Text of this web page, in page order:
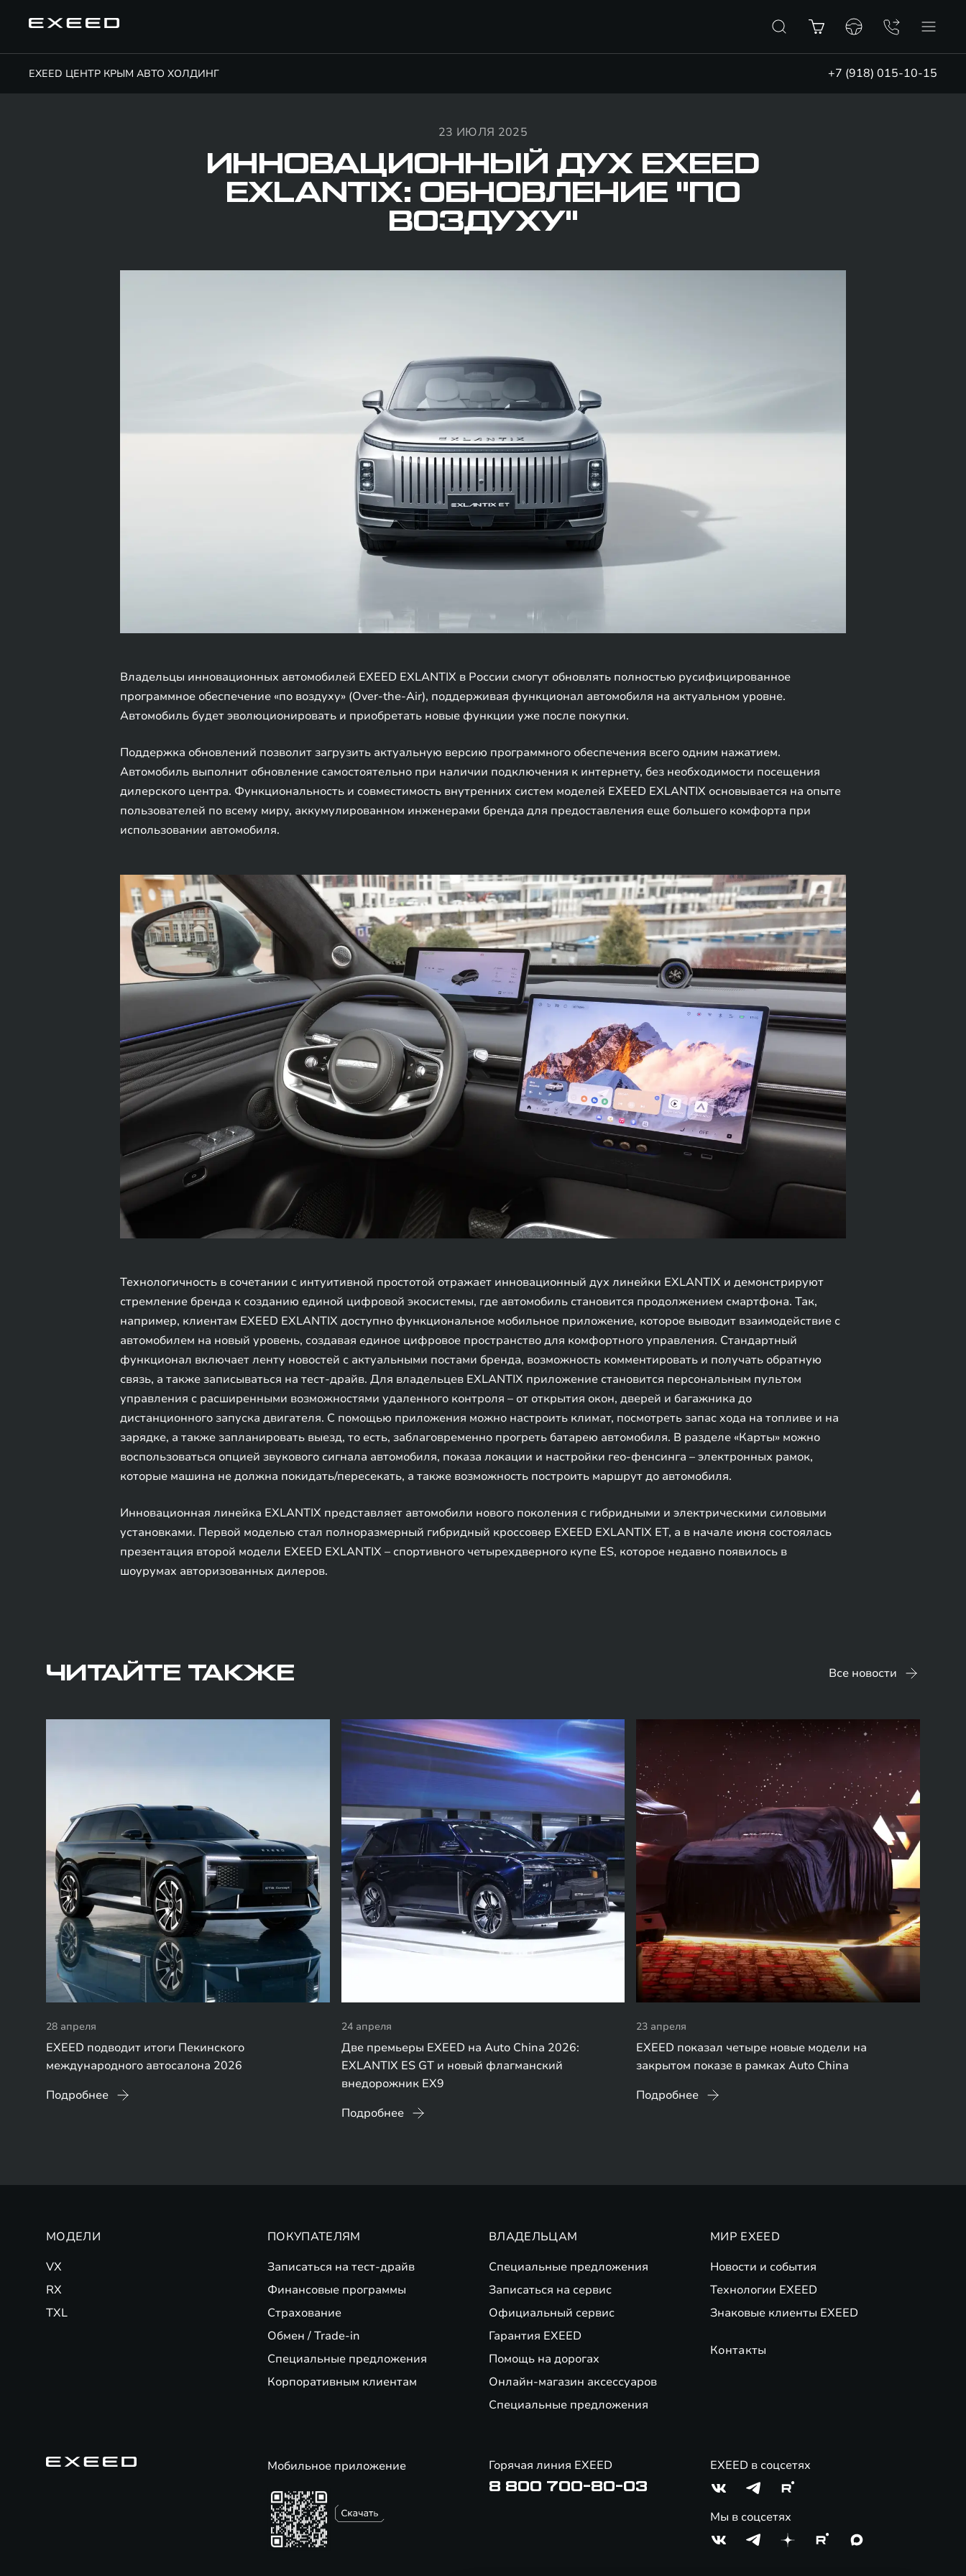
EXEED ЦЕНТР КРЫМ АВТО ХОЛДИНГ +7 (918) 015-10-15
23 ИЮЛЯ 2025
ИННОВАЦИОННЫЙ ДУХ EXEED
EXLANTIX: ОБНОВЛЕНИЕ "ПО
ВОЗДУХУ"
Владельцы инновационных автомобилей EXEED EXLANTIX в России смогут обновлять полностью русифицированное
программное обеспечение «по воздуху» (Over-the-Air), поддерживая функционал автомобиля на актуальном уровне.
Автомобиль будет эволюционировать и приобретать новые функции уже после покупки.
Поддержка обновлений позволит загрузить актуальную версию программного обеспечения всего одним нажатием.
Автомобиль выполнит обновление самостоятельно при наличии подключения к интернету, без необходимости посещения
дилерского центра. Функциональность и совместимость внутренних систем моделей EXEED EXLANTIX основывается на опыте
пользователей по всему миру, аккумулированном инженерами бренда для предоставления еще большего комфорта при
использовании автомобиля.
Технологичность в сочетании с интуитивной простотой отражает инновационный дух линейки EXLANTIX и демонстрируют
стремление бренда к созданию единой цифровой экосистемы, где автомобиль становится продолжением смартфона. Так,
например, клиентам EXEED EXLANTIX доступно функциональное мобильное приложение, которое выводит взаимодействие с
автомобилем на новый уровень, создавая единое цифровое пространство для комфортного управления. Стандартный
функционал включает ленту новостей с актуальными постами бренда, возможность комментировать и получать обратную
связь, а также записываться на тест-драйв. Для владельцев EXLANTIX приложение становится персональным пультом
управления с расширенными возможностями удаленного контроля – от открытия окон, дверей и багажника до
дистанционного запуска двигателя. С помощью приложения можно настроить климат, посмотреть запас хода на топливе и на
зарядке, а также запланировать выезд, то есть, заблаговременно прогреть батарею автомобиля. В разделе «Карты» можно
воспользоваться опцией звукового сигнала автомобиля, показа локации и настройки гео-фенсинга – электронных рамок,
которые машина не должна покидать/пересекать, а также возможность построить маршрут до автомобиля.
Инновационная линейка EXLANTIX представляет автомобили нового поколения с гибридными и электрическими силовыми
установками. Первой моделью стал полноразмерный гибридный кроссовер EXEED EXLANTIX ET, а в начале июня состоялась
презентация второй модели EXEED EXLANTIX – спортивного четырехдверного купе ES, которое недавно появилось в
шоурумах авторизованных дилеров.
ЧИТАЙТЕ ТАКЖЕ Все новости
28 апреля
EXEED подводит итоги Пекинского
международного автосалона 2026
Подробнее
24 апреля
Две премьеры EXEED на Auto China 2026:
EXLANTIX ES GT и новый флагманский
внедорожник EX9
Подробнее
23 апреля
EXEED показал четыре новые модели на
закрытом показе в рамках Auto China
Подробнее
МОДЕЛИ
VX
RX
TXL
ПОКУПАТЕЛЯМ
Записаться на тест-драйв
Финансовые программы
Страхование
Обмен / Trade-in
Специальные предложения
Корпоративным клиентам
ВЛАДЕЛЬЦАМ
Специальные предложения
Записаться на сервис
Официальный сервис
Гарантия EXEED
Помощь на дорогах
Онлайн-магазин аксессуаров
Специальные предложения
МИР EXEED
Новости и события
Технологии EXEED
Знаковые клиенты EXEED
Контакты
Мобильное приложение Горячая линия EXEED
8 800 700-80-03
EXEED в соцсетях
Мы в соцсетях